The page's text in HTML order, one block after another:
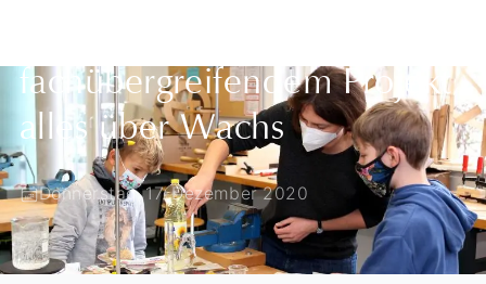
fachübergreifendem Projekt
alles über Wachs
Donnerstag, 17. Dezember 2020